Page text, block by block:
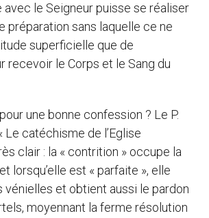
avec le Seigneur puisse se réaliser
préparation sans laquelle ce ne
superficielle que de
recevoir le Corps et le Sang du
une bonne confession ? Le P.
Le catéchisme de l’Eglise
clair : la « contrition » occupe la
lorsqu’elle est « parfaite », elle
et obtient aussi le pardon
moyennant la ferme résolution